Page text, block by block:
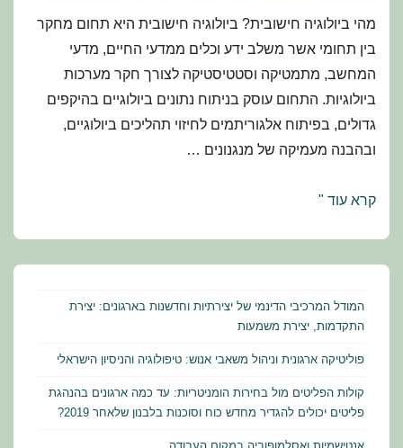
מהי ביולוגיה חישובית? ביולוגיה חישובית היא תחום מחקר
בין תחומי אשר משלב ידע וכלים ממדעי החיים, מדעי
המחשב, מתמטיקה וסטטיסטיקה לצורך חקר מערכות
ביולוגיות. התחום עוסק בניתוח נתונים ביולוגיים בהיקפים
גדולים, בפיתוח אלגוריתמים לחיזוי תהליכים ביולוגיים,
ובהבנה מעמיקה של מנגנונים …
לימודי
בר-אילן
קרא עוד "
המודל המרכיבי הדינמי של יצירתיות וחדשנות בארגונים: יצירת
התקדמות, יצירת משמעות
פוליטיקה ארגונית וניהול משאבי אנוש: טיפולוגיה והניסיון הישראלי
קולות הפליטים מול בחירות הומניטריות: עד כמה ארגונים בהנהגת
פליטים יכולים להגדיר מחדש כוח וסוכנות בלבנון שלאחר 2019?